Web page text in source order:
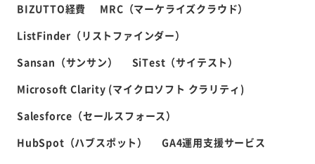
BIZUTTO経費
MRC（マーケライズクラウド）
ListFinder（リストファインダー）
Sansan（サンサン）
SiTest（サイテスト）
Microsoft Clarity (マイクロソフト クラリティ)
Salesforce（セールスフォース）
HubSpot（ハブスポット）
GA4運用支援サービス